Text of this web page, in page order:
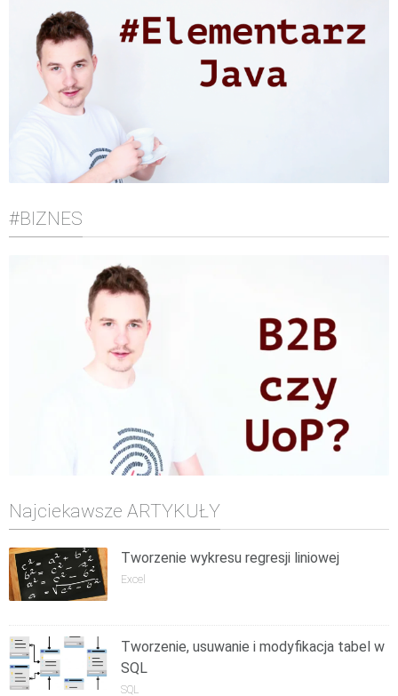
#BIZNES
Najciekawsze ARTYKUŁY
Tworzenie wykresu regresji liniowej
Excel
Tworzenie, usuwanie i modyfikacja tabel w
SQL
SQL